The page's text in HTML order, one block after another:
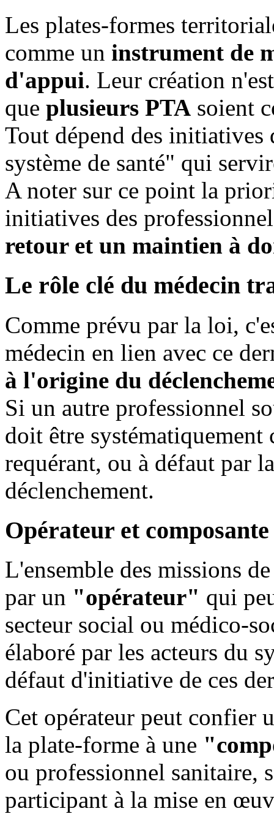
Les plates-formes
comme un instrument de
d'appui. Leur création
que plusieurs PTA soient
Tout dépend des initiatives
système de santé" qui
A noter sur ce point la
initiatives des
retour et un maintien à
Le rôle clé du médecin
Comme prévu par la loi,
médecin en lien avec ce
à l'origine du
Si un autre professionnel
doit être
requérant, ou à défaut par
déclenchement.
Opérateur et composante
L'ensemble des missions
par un "opérateur" qui
secteur social ou médico-
élaboré par les acteurs du
défaut d'initiative de ces
Cet opérateur peut confier
la plate-forme à une
ou professionnel sanitaire,
participant à la mise en